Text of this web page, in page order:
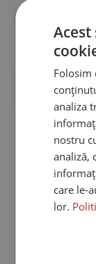
de la
Vezi
Folosim
analiza
nostru
analiză,
care le-
lor.